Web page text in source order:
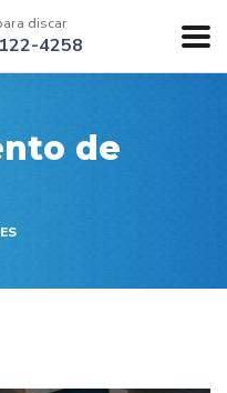
discar
4258
de